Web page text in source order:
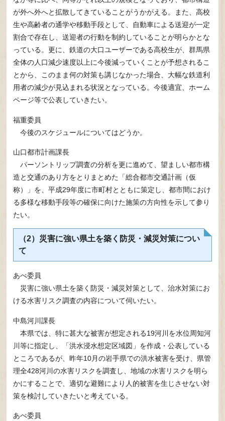
が外へ外へと拡散してきていることがうかがえる。また、高校
生や高齢者の通学や移動手段として、自動車による送迎が一定
割合で存在し、送迎者の行動を制約していることが明らかとな
っている。更に、鉄道の大口ユーザーである高校生が、群馬県
全体の人口減少速度以上に今後減っていくことが予想されるこ
とから、このまま何の対策も講じなかった場合、大幅な鉄道利
用者の減少が見込まれる状況となっている。今後適宜、ホーム
ページ等で公表していきたい。
福重委員
今後のスケジュールについてはどうか。
山口都市計画課長
パーソントリップ調査の分析を更に進めて、望ましい都市構
造と交通のあり方をとりまとめた「総合都市交通計画（仮
称）」を、平成29年度に市町村とともに策定し、都市間におけ
る多様な移動手段等の確保に向けた施策の方向性を示して参り
たい。
（2）災害に強い県土を築く防災・減災対策につい
て
あべ委員
災害に強い県土を築く防災・減災対策として、治水対策にお
ける水害リスク調査の内容について伺いたい。
中島河川課長
本県では、特に甚大な被害が想定される19河川を水位周知河
川等に指定し、「洪水浸水想定区域図」を作成・公表している
ところであるが、昨年10月の岩手県での洪水被害を受け、県管
理全428河川の水害リスクを調査し、地域の水害リスクを明ら
かにすることで、適切な避難により人的被害を生じさせない対
策を検討していきたいと考えている。
あべ委員